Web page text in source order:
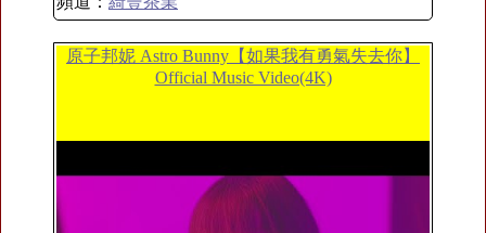
原子邦妮 Astro Bunny【如果我有勇氣失去你】
Official Music Video(4K)